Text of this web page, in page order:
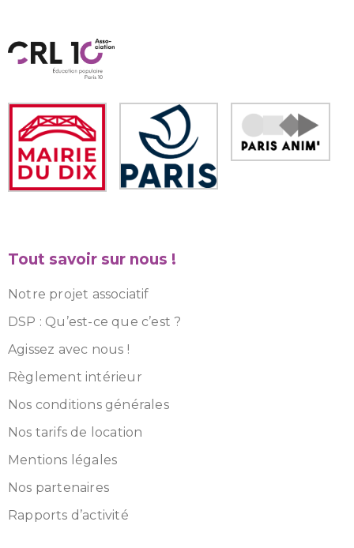
Tout savoir sur nous !
Notre projet associatif
DSP : Qu’est-ce que c’est ?
Agissez avec nous !
Règlement intérieur
Nos conditions générales
Nos tarifs de location
Mentions légales
Nos partenaires
Rapports d’activité